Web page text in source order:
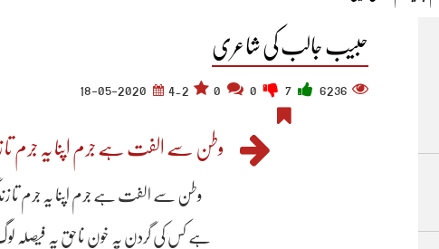
حبیب جالب کی شاعری
6236
4.2
18-05-2020